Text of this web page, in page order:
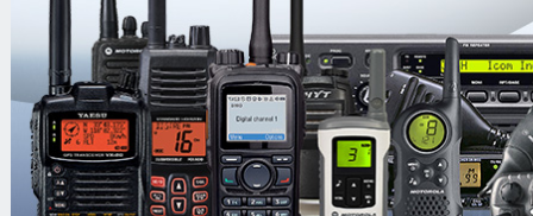
Наша компания предлагает
аренды любой сложности, что
Подбор оборудования
Договор аренды и обслуживания
Монтаж / демонтаж